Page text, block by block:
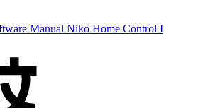
Manual Niko Home Control I